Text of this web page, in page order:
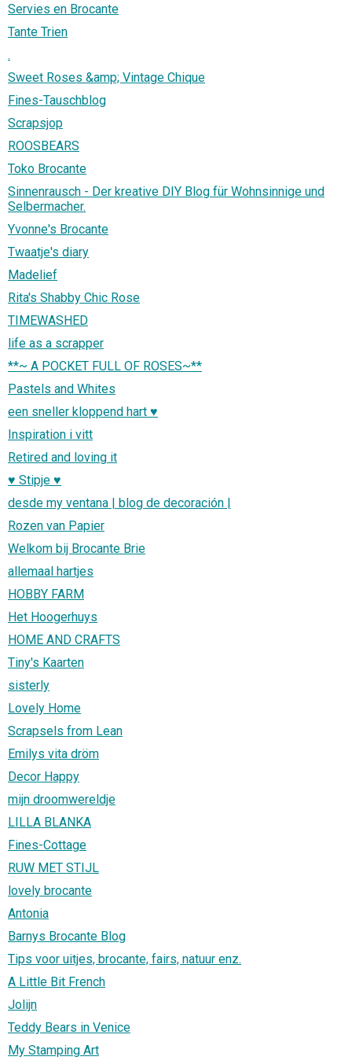
Servies en Brocante
Tante Trien
.
Sweet Roses &amp; Vintage Chique
Fines-Tauschblog
Scrapsjop
ROOSBEARS
Toko Brocante
Sinnenrausch - Der kreative DIY Blog für Wohnsinnige und
Selbermacher.
Yvonne's Brocante
Twaatje's diary
Madelief
Rita's Shabby Chic Rose
TIMEWASHED
life as a scrapper
**~ A POCKET FULL OF ROSES~**
Pastels and Whites
een sneller kloppend hart ♥
Inspiration i vitt
Retired and loving it
♥ Stipje ♥
desde my ventana | blog de decoración |
Rozen van Papier
Welkom bij Brocante Brie
allemaal hartjes
HOBBY FARM
Het Hoogerhuys
HOME AND CRAFTS
Tiny's Kaarten
sisterly
Lovely Home
Scrapsels from Lean
Emilys vita dröm
Decor Happy
mijn droomwereldje
LILLA BLANKA
Fines-Cottage
RUW MET STIJL
lovely brocante
Antonia
Barnys Brocante Blog
Tips voor uitjes, brocante, fairs, natuur enz.
A Little Bit French
Jolijn
Teddy Bears in Venice
My Stamping Art